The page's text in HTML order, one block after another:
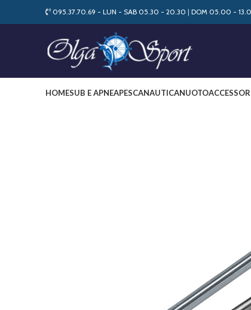
095.37.70.69 - LUN - SAB 05.30 - 20.30 | DOM 05.00 -
HOMESUB E APNEAPESCANAUTICANUOTO